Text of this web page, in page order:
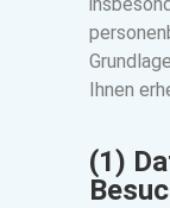
Ihnen
(1)